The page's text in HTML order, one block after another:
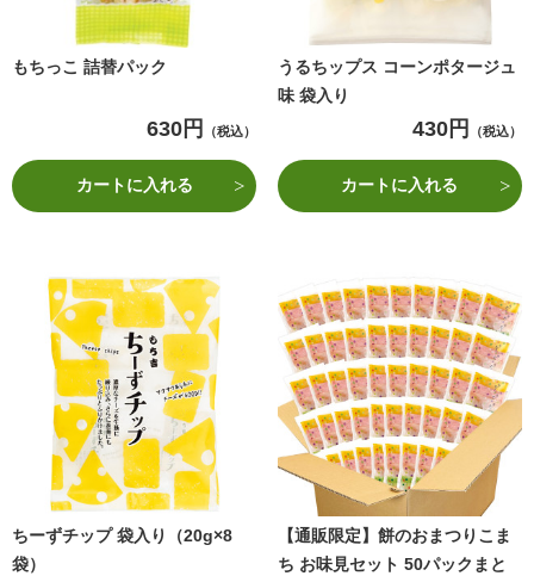
もちっこ 詰替パック
630円 （税込）
カートに入れる
うるちップス コーンポタージュ
味 袋入り
430円 （税込）
カートに入れる
ちーずチップ 袋入り（20g×8
袋）
【通販限定】餅のおまつりこま
ち お味見セット 50パックまと